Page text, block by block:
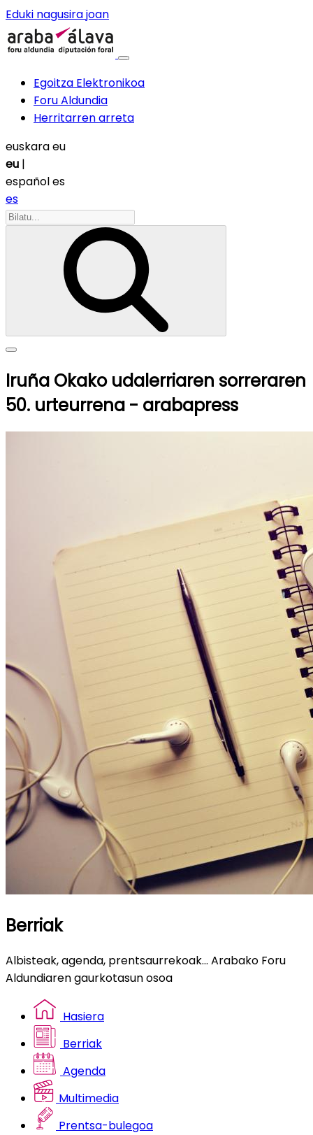
Eduki nagusira joan
Egoitza Elektronikoa
Foru Aldundia
Herritarren arreta
euskaraeu
eu |
españoles
es
Iruña Okako udalerriaren sorreraren
50. urteurrena - arabapress
Berriak
Albisteak, agenda, prentsaurrekoak... Arabako Foru
Aldundiaren gaurkotasun osoa
Hasiera
Berriak
Agenda
Multimedia
Prentsa-bulegoa